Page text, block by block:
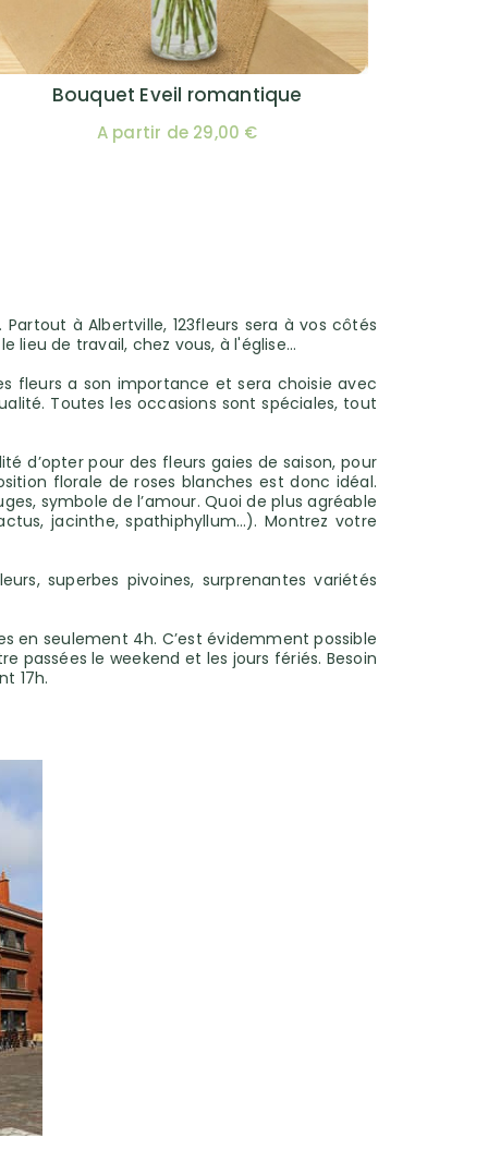
Bouquet Eveil romantique
A partir de 29,00 €
à Albertville, 123fleurs sera à vos côtés
lieu de travail, chez vous, à l'église...
fleurs a son importance et sera choisie avec
Toutes les occasions sont spéciales, tout
d’opter pour des fleurs gaies de saison, pour
florale de roses blanches est donc idéal.
symbole de l’amour. Quoi de plus agréable
jacinthe, spathiphyllum…). Montrez votre
superbes pivoines, surprenantes variétés
en seulement 4h. C’est évidemment possible
passées le weekend et les jours fériés. Besoin
17h.